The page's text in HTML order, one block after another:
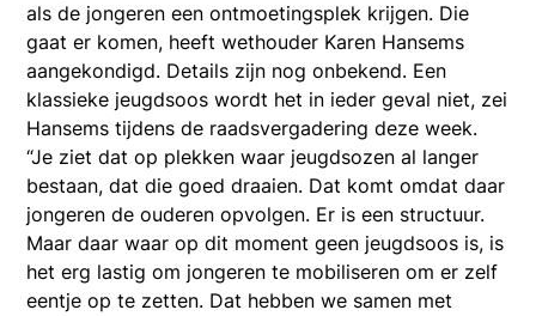
als de jongeren een ontmoetingsplek krijgen. Die
gaat er komen, heeft wethouder Karen Hansems
aangekondigd. Details zijn nog onbekend. Een
klassieke jeugdsoos wordt het in ieder geval niet, zei
Hansems tijdens de raadsvergadering deze week.
“Je ziet dat op plekken waar jeugdsozen al langer
bestaan, dat die goed draaien. Dat komt omdat daar
jongeren de ouderen opvolgen. Er is een structuur.
Maar daar waar op dit moment geen jeugdsoos is, is
het erg lastig om jongeren te mobiliseren om er zelf
eentje op te zetten. Dat hebben we samen met